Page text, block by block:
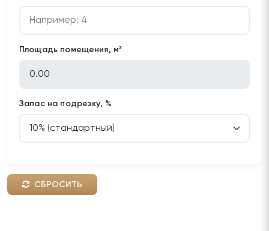
Площадь помещения, м²
Запас на подрезку, %
СБРОСИТЬ